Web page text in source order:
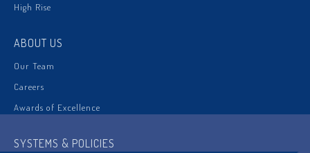
High Rise
ABOUT US
Our Team
Careers
Awards of Excellence
SYSTEMS & POLICIES